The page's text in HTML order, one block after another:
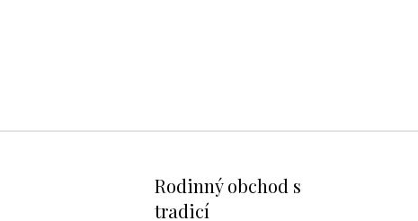
Rodinný obchod s
tradicí